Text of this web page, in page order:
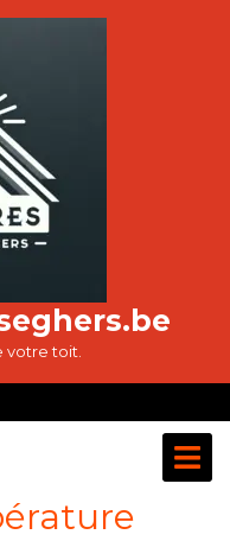
votre toit.